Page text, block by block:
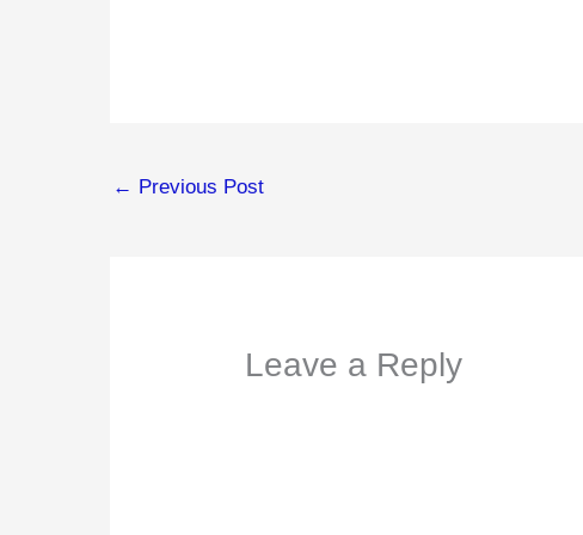
← Previous Post
Leave a Reply